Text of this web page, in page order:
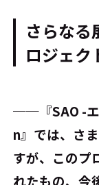
さらなる
ロジェク
──『SAO -エ
n』では、さ
すが、このプ
れたもの、今